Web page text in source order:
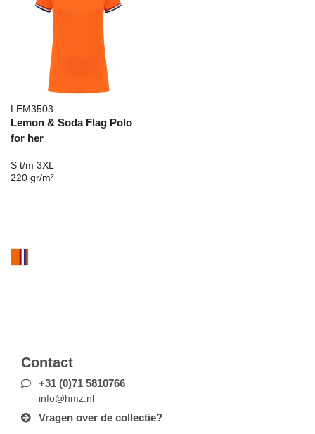
LEM3503
Lemon & Soda Flag Polo
for her
S t/m 3XL
220 gr/m²
Contact
+31 (0)71 5810766
info@hmz.nl
Vragen over de collectie?